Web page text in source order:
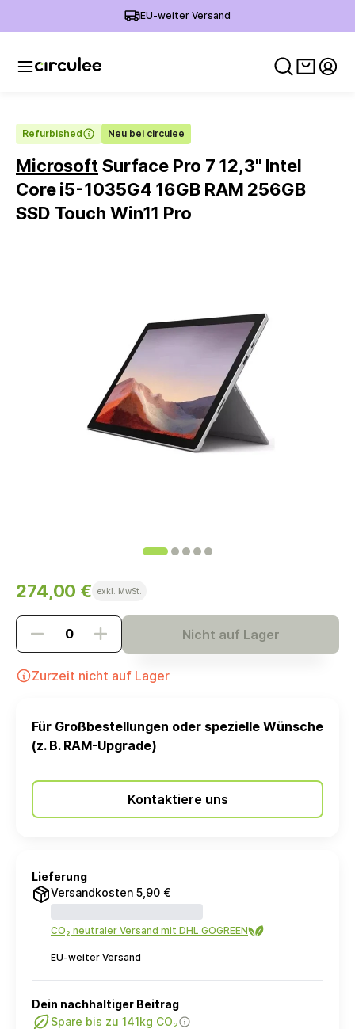
EU-weiter Versand
Refurbished Neu bei circulee
Microsoft Surface Pro 7 12,3'' Intel
Core i5-1035G4 16GB RAM 256GB
SSD Touch Win11 Pro
274,00 € exkl. MwSt.
Nicht auf Lager
Zurzeit nicht auf Lager
Für Großbestellungen oder spezielle Wünsche
(z. B. RAM-Upgrade)
Kontaktiere uns
Lieferung
Versandkosten 5,90 €
CO₂ neutraler Versand mit DHL GOGREEN
EU-weiter Versand
Dein nachhaltiger Beitrag
Spare bis zu 141kg CO₂